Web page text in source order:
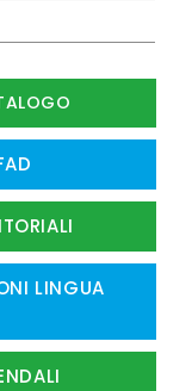
LINGUA